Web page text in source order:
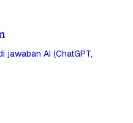
jawaban AI (ChatGPT,